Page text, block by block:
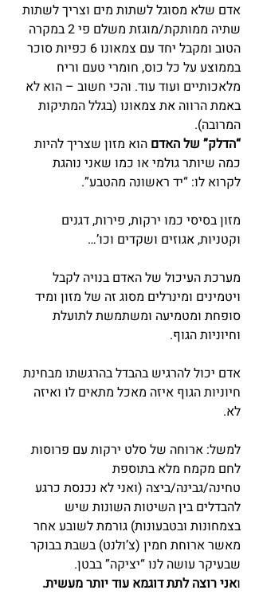
אדם שלא מסוגל לשתות מים וצריך לשתות
שתיה ממותקת/מוגזת משלם פי 2 במקרה
הטוב ומקבל יחד עם צמאונו 6 כפיות סוכר
בממוצע על כל כוס, חומרי טעם וריח
מלאכותיים ועוד עוד. והכי חשוב – הוא לא
באמת הרווה את צמאונו (בגלל המתיקות
המרובה).
“הדלק” של האדם הוא מזון שצריך להיות
כמה שיותר גולמי או כמו שאני נוהגת
לקרוא לו: “יד ראשונה מהטבע”.
מזון בסיסי כמו ירקות, פירות, דגנים
וקטניות, אגוזים ושקדים וכו’…
מערכת העיכול של האדם בנויה לקבל
ויטמינים ומינרלים מסוג זה של מזון ומיד
סופחת ומטמיעה ומשתמשת לתועלת
וחיוניות הגוף.
אדם יכול להרגיש בהבדל בהרגשתו מבחינת
חיוניות הגוף איזה מאכל מתאים לו ואיזה
לא.
למשל: ארוחה של סלט ירקות עם פרוסות
לחם מקמח מלא בתוספת
טחינה/גבינה/ביצה (ואני לא נכנסת כרגע
להבדלים בין השיטות השונות שיש
בצמחונות ובטבעונות) גורמת לשובע אחר
מאשר ארוחת חמין (צ’ולנט) בשבת בבוקר
שבעיקר עושה לנו “יציקה” בבטן.
ואני רוצה לתת דוגמא עוד יותר מעשית.